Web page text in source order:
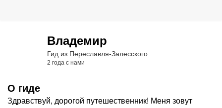
Владемир
Гид из Переславля-Залесского
2 года с нами
О гиде
Здравствуй, дорогой путешественник! Меня зовут